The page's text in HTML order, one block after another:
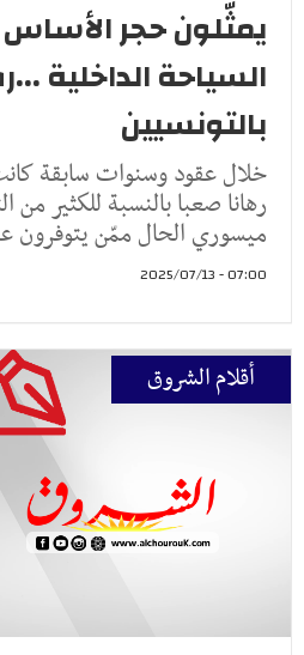
يمثّلون حجر
السياحة الداخلية
بالتونسيين
خلال عقود وسنوات سابقة
رهانا صعبا بالنسبة للكثير من
ميسوري الحال ممّن يتوفرون
07:00 - 2025/07/13
أقلام الشروق